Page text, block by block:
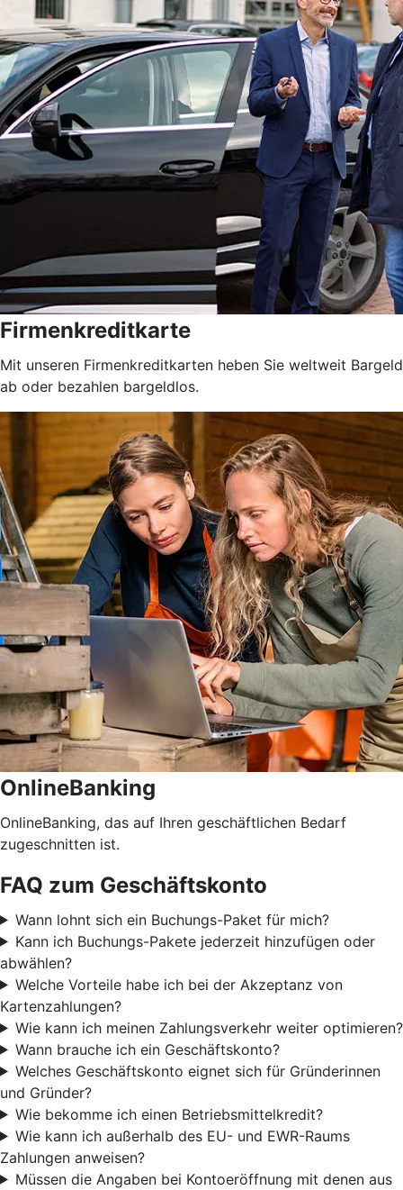
Firmenkreditkarte
Mit unseren Firmenkreditkarten heben Sie weltweit Bargeld
ab oder bezahlen bargeldlos.
OnlineBanking
OnlineBanking, das auf Ihren geschäftlichen Bedarf
zugeschnitten ist.
FAQ zum Geschäftskonto
Wann lohnt sich ein Buchungs-Paket für mich?
Kann ich Buchungs-Pakete jederzeit hinzufügen oder
abwählen?
Welche Vorteile habe ich bei der Akzeptanz von
Kartenzahlungen?
Wie kann ich meinen Zahlungsverkehr weiter optimieren?
Wann brauche ich ein Geschäftskonto?
Welches Geschäftskonto eignet sich für Gründerinnen
und Gründer?
Wie bekomme ich einen Betriebsmittelkredit?
Wie kann ich außerhalb des EU- und EWR-Raums
Zahlungen anweisen?
Müssen die Angaben bei Kontoeröffnung mit denen aus